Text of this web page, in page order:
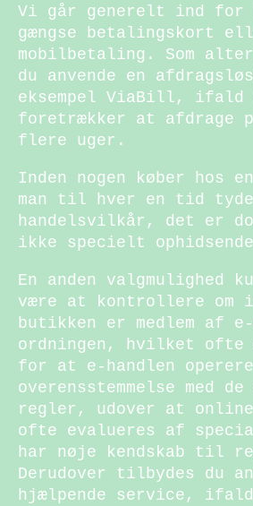
Vi går generelt ind for
gængse betalingskort
mobilbetaling. Som
du anvende en
eksempel ViaBill, ifald
foretrækker at afdrage
flere uger.
Inden nogen køber hos
man til hver en tid
handelsvilkår, det er
ikke specielt
En anden valgmulighed
være at kontrollere om
butikken er medlem af e-
ordningen, hvilket ofte
for at e-handlen
overensstemmelse med de
regler, udover at online
ofte evalueres af
har nøje kendskab til
Derudover tilbydes du
hjælpende service, ifald